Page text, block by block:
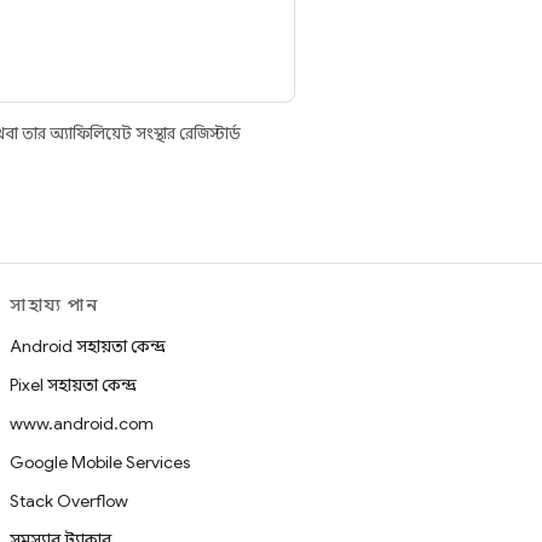
অ্যাফিলিয়েট সংস্থার রেজিস্টার্ড
সাহায্য পান
Android সহায়তা কেন্দ্র
Pixel সহায়তা কেন্দ্র
www.android.com
Google Mobile Services
Stack Overflow